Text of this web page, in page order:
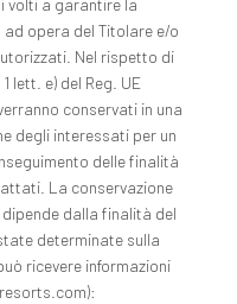
volti a garantire la
opera del Titolare e/o
Nel rispetto di
lett. e) del Reg. UE
conservati in una
degli interessati per un
delle finalità
La conservazione
dalla finalità del
determinate sulla
ricevere informazioni